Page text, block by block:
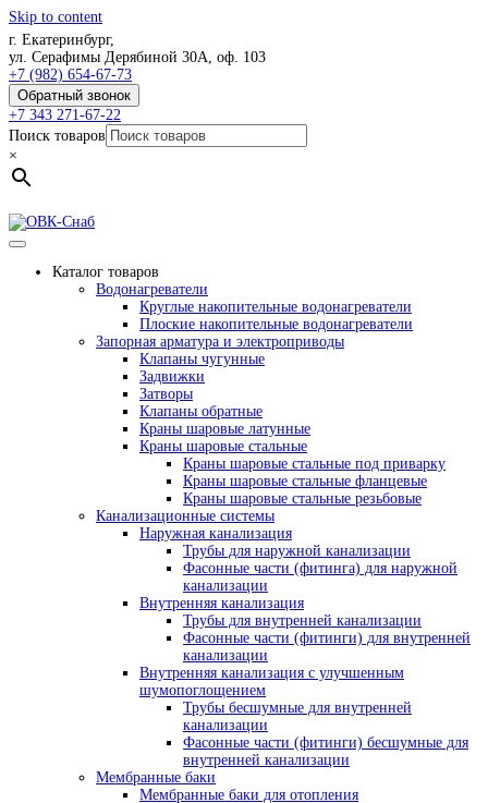
Skip to content
г. Екатеринбург,
ул. Серафимы Дерябиной 30А, оф. 103
+7 (982) 654-67-73
Обратный звонок
+7 343 271-67-22
Поиск товаров
×
Каталог товаров
Водонагреватели
Круглые накопительные водонагреватели
Плоские накопительные водонагреватели
Запорная арматура и электроприводы
Клапаны чугунные
Задвижки
Затворы
Клапаны обратные
Краны шаровые латунные
Краны шаровые стальные
Краны шаровые стальные под приварку
Краны шаровые стальные фланцевые
Краны шаровые стальные резьбовые
Канализационные системы
Наружная канализация
Трубы для наружной канализации
Фасонные части (фитинга) для наружной
канализации
Внутренняя канализация
Трубы для внутренней канализации
Фасонные части (фитинги) для внутренней
канализации
Внутренняя канализация с улучшенным
шумопоглощением
Трубы бесшумные для внутренней
канализации
Фасонные части (фитинги) бесшумные для
внутренней канализации
Мембранные баки
Мембранные баки для отопления